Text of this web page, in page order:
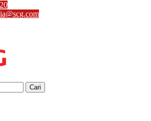
Cari